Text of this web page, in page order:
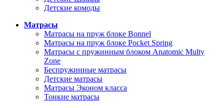
Детские комоды
Матрасы
Матрасы на пруж блоке Bonnel
Матрасы на пруж блоке Pocket Spring
Матрасы с пружинным блоком Anatomic Multy
Zone
Беспружинные матрасы
Детские матрасы
Матрасы Эконом класса
Тонкие матрасы